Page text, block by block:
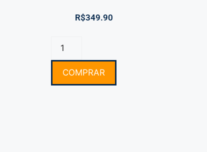
R$349.90
COMPRAR